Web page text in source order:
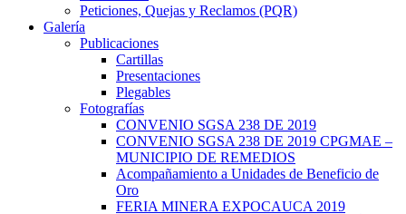
Peticiones, Quejas y Reclamos (PQR)
Galería
Publicaciones
Cartillas
Presentaciones
Plegables
Fotografías
CONVENIO SGSA 238 DE 2019
CONVENIO SGSA 238 DE 2019 CPGMAE –
MUNICIPIO DE REMEDIOS
Acompañamiento a Unidades de Beneficio de
Oro
FERIA MINERA EXPOCAUCA 2019